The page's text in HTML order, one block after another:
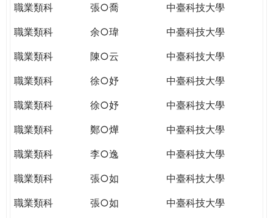
職業類科
張○喬
中臺科技大學
職業類科
余○瑋
中臺科技大學
職業類科
陳○云
中臺科技大學
職業類科
徐○妤
中臺科技大學
職業類科
徐○妤
中臺科技大學
職業類科
鄭○燁
中臺科技大學
職業類科
李○逸
中臺科技大學
職業類科
張○如
中臺科技大學
職業類科
張○如
中臺科技大學